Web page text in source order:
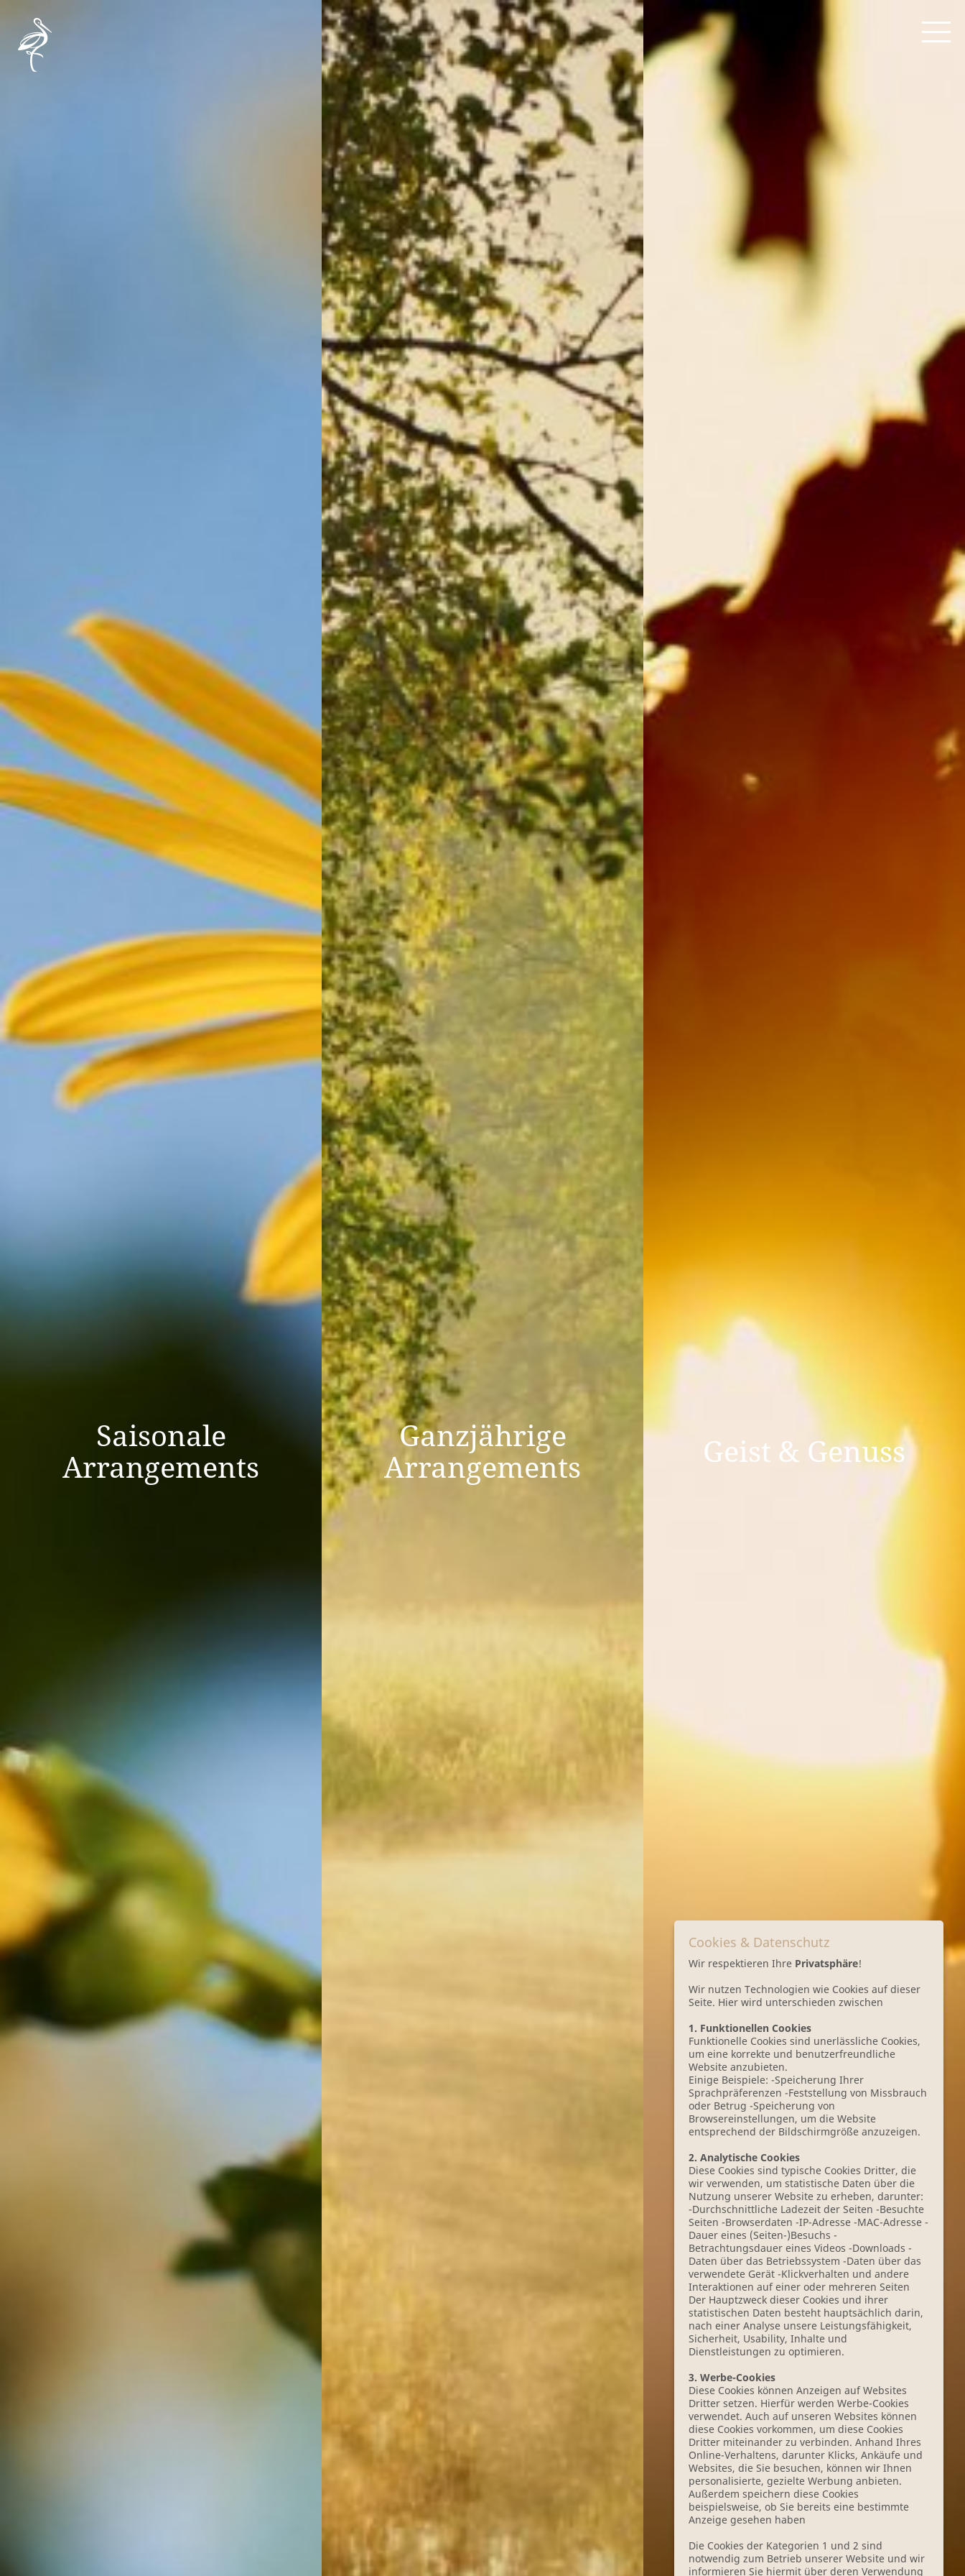
Saisonale
Arrangements
Ganzjährige
Arrangements
Geist & Genuss
Cookies & Datenschutz
Wir respektieren Ihre Privatsphäre!
Wir nutzen Technologien wie Cookies auf dieser
Seite. Hier wird unterschieden zwischen
1. Funktionellen Cookies
Funktionelle Cookies sind unerlässliche Cookies,
um eine korrekte und benutzerfreundliche
Website anzubieten.
Einige Beispiele: -Speicherung Ihrer
Sprachpräferenzen -Feststellung von Missbrauch
oder Betrug -Speicherung von
Browsereinstellungen, um die Website
entsprechend der Bildschirmgröße anzuzeigen.
2. Analytische Cookies
Diese Cookies sind typische Cookies Dritter, die
wir verwenden, um statistische Daten über die
Nutzung unserer Website zu erheben, darunter:
-Durchschnittliche Ladezeit der Seiten -Besuchte
Seiten -Browserdaten -IP-Adresse -MAC-Adresse -
Dauer eines (Seiten-)Besuchs -
Betrachtungsdauer eines Videos -Downloads -
Daten über das Betriebssystem -Daten über das
verwendete Gerät -Klickverhalten und andere
Interaktionen auf einer oder mehreren Seiten
Der Hauptzweck dieser Cookies und ihrer
statistischen Daten besteht hauptsächlich darin,
nach einer Analyse unsere Leistungsfähigkeit,
Sicherheit, Usability, Inhalte und
Dienstleistungen zu optimieren.
3. Werbe-Cookies
Diese Cookies können Anzeigen auf Websites
Dritter setzen. Hierfür werden Werbe-Cookies
verwendet. Auch auf unseren Websites können
diese Cookies vorkommen, um diese Cookies
Dritter miteinander zu verbinden. Anhand Ihres
Online-Verhaltens, darunter Klicks, Ankäufe und
Websites, die Sie besuchen, können wir Ihnen
personalisierte, gezielte Werbung anbieten.
Außerdem speichern diese Cookies
beispielsweise, ob Sie bereits eine bestimmte
Anzeige gesehen haben
Die Cookies der Kategorien 1 und 2 sind
notwendig zum Betrieb unserer Website und wir
informieren Sie hiermit über deren Verwendung